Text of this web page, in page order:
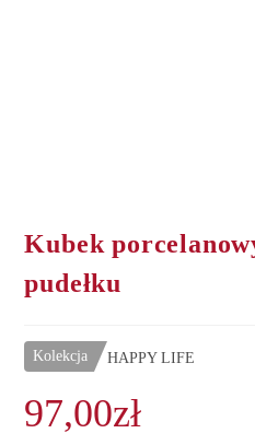
Kubek
pudełku
Kolekcja HAPPY LIFE
97,00zł